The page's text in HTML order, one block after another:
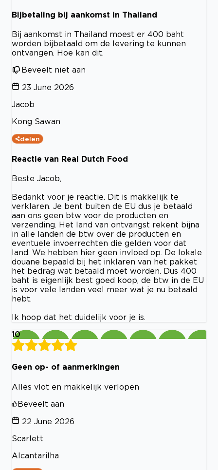
Bijbetaling bij aankomst in Thailand
Bij aankomst in Thailand moest er 400 baht
worden bijbetaald om de levering te kunnen
ontvangen. Hoe kan dit.
Beveelt niet aan
23 June 2026
Jacob
Kong Sawan
delen
Reactie van Real Dutch Food
Beste Jacob,
Bedankt voor je reactie. Dit is makkelijk te
verklaren. Je bent buiten de EU dus je betaald
aan ons geen btw voor de producten en
verzending. Het land van ontvangst rekent bijna
in alle landen de btw over de producten en
eventuele invoerrechten die gelden voor dat
land. We hebben hier geen invloed op. De lokale
douane bepaald bij het inklaren van het pakket
het bedrag wat betaald moet worden. Dus 400
baht is eigenlijk best goed koop, de btw in de EU
is voor vele landen veel meer wat je nu betaald
hebt.
Ik hoop dat het duidelijk voor je is.
10
Geen op- of aanmerkingen
Alles vlot en makkelijk verlopen
Beveelt aan
22 June 2026
Scarlett
Alcantarilha